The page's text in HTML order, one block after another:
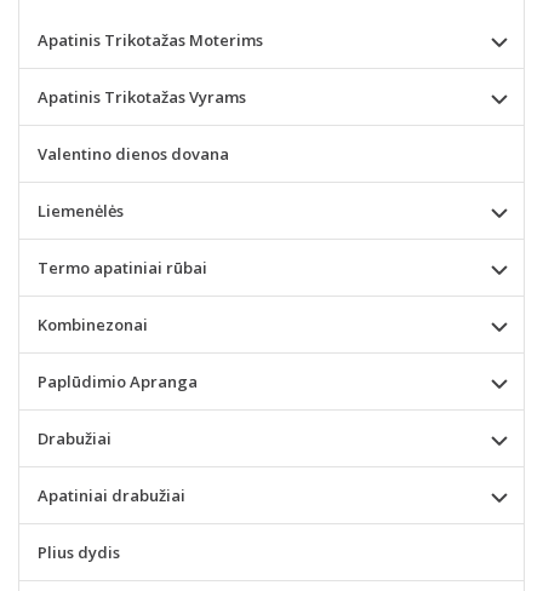
Apatinis Trikotažas Moterims
Apatinis Trikotažas Vyrams
Valentino dienos dovana
Liemenėlės
Termo apatiniai rūbai
Kombinezonai
Paplūdimio Apranga
Drabužiai
Apatiniai drabužiai
Plius dydis